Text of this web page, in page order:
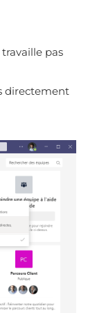
pas
directement